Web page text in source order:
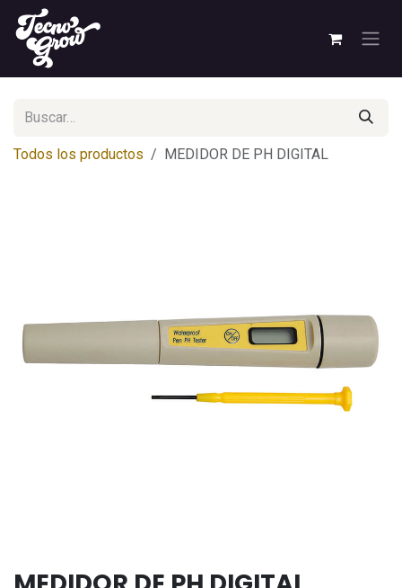
Ir al contenido
Todos los productos MEDIDOR DE PH DIGITAL